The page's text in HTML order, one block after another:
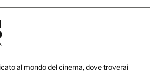
al mondo del cinema, dove troverai